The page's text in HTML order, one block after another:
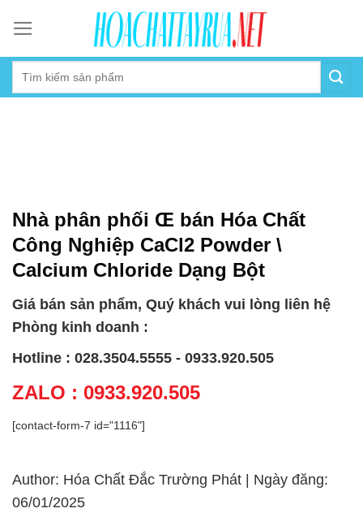
content
Nhà phân phối Œ bán Hóa Chất
Công Nghiệp CaCl2 Powder \
Calcium Chloride Dạng Bột
Giá bán sản phẩm, Quý khách vui lòng liên hệ
Phòng kinh doanh :
Hotline : 028.3504.5555 - 0933.920.505
ZALO : 0933.920.505
[contact-form-7 id="1116"]
Author: Hóa Chất Đắc Trường Phát | Ngày đăng:
06/01/2025